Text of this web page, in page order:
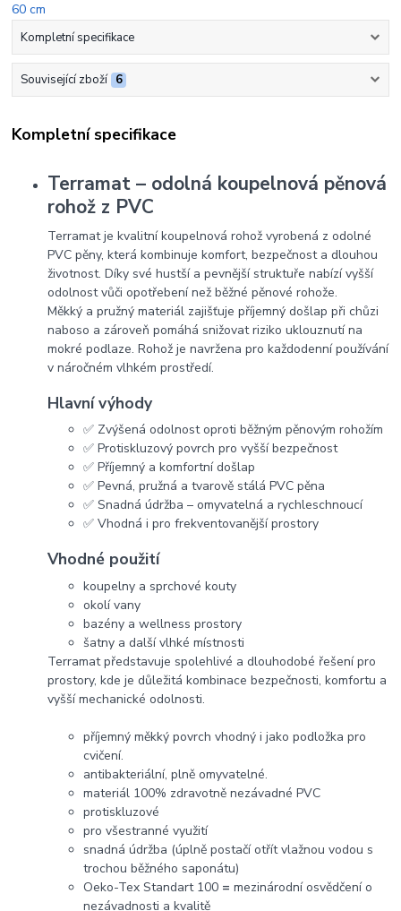
Kompletní specifikace
Související zboží 6
Kompletní specifikace
Terramat – odolná koupelnová pěnová
rohož z PVC
Terramat je kvalitní koupelnová rohož vyrobená z odolné
PVC pěny, která kombinuje komfort, bezpečnost a dlouhou
životnost. Díky své hustší a pevnější struktuře nabízí vyšší
odolnost vůči opotřebení než běžné pěnové rohože.
Měkký a pružný materiál zajišťuje příjemný došlap při chůzi
naboso a zároveň pomáhá snižovat riziko uklouznutí na
mokré podlaze. Rohož je navržena pro každodenní používání
v náročném vlhkém prostředí.
Hlavní výhody
✅ Zvýšená odolnost oproti běžným pěnovým rohožím
✅ Protiskluzový povrch pro vyšší bezpečnost
✅ Příjemný a komfortní došlap
✅ Pevná, pružná a tvarově stálá PVC pěna
✅ Snadná údržba – omyvatelná a rychleschnoucí
✅ Vhodná i pro frekventovanější prostory
Vhodné použití
koupelny a sprchové kouty
okolí vany
bazény a wellness prostory
šatny a další vlhké místnosti
Terramat představuje spolehlivé a dlouhodobé řešení pro
prostory, kde je důležitá kombinace bezpečnosti, komfortu a
vyšší mechanické odolnosti.
příjemný měkký povrch vhodný i jako podložka pro
cvičení.
antibakteriální, plně omyvatelné.
materiál 100% zdravotně nezávadné PVC
protiskluzové
pro všestranné využití
snadná údržba (úplně postačí otřít vlažnou vodou s
trochou běžného saponátu)
Oeko-Tex Standart 100 =mezinárodní osvědčení o
nezávadnosti a kvalitě